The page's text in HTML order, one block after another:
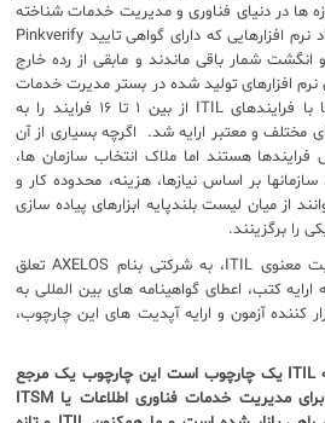
ها در دنیای فناوری و مدیریت خدمات شناخته
می شود پس در نهایت تعداد نرم افزارهایی که دارای گواهی تایید Pinkverify
شمار باقی ماندند و مابقی از رده خارج
افزارهای تولید شده در بستر مدیرت خدمات
، گواهینامه های انطباق آنها با فرایندهای ITIL از بین ۱ تا ۱۶ فرایند را به
مختلف و معتبر ارایه شد. اگرچه بسیاری از آن
فرایندها هستند اما ملاک انتخاب سازمان ها،
بر اساس نیازها، هزینه، محدوده کار و
از میان لیست بلندپایه ابزارهای پیاده سازی
از سال ۲۰۱۳، مجوز و مالکیت معنوی ITIL، به شرکتی بنام AXELOS تعلق
کتب، اعطای گواهینامه های بین المللی به
کننده آزمون و ارایه آپدیت های این چارچوب،
ITIL یک چارچوب است این چارچوب یک مرجع
مدیریت خدمات فناوری اطلاعات یا ITSM